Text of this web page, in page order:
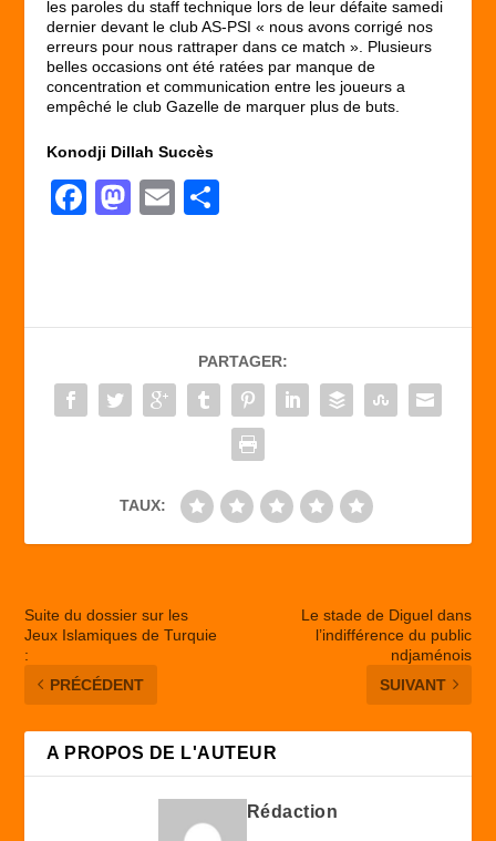
les paroles du staff technique lors de leur défaite samedi
dernier devant le club AS-PSI « nous avons corrigé nos
erreurs pour nous rattraper dans ce match ». Plusieurs
belles occasions ont été ratées par manque de
concentration et communication entre les joueurs a
empêché le club Gazelle de marquer plus de buts.
Konodji Dillah Succès
F
b
o
o
M
d
o
n
E
er
PARTAGER:
TAUX:
Suite du dossier sur les
Jeux Islamiques de Turquie
:
PRÉCÉDENT
Le stade de Diguel dans
l’indifférence du public
ndjaménois
SUIVANT
A PROPOS DE L'AUTEUR
Rédaction